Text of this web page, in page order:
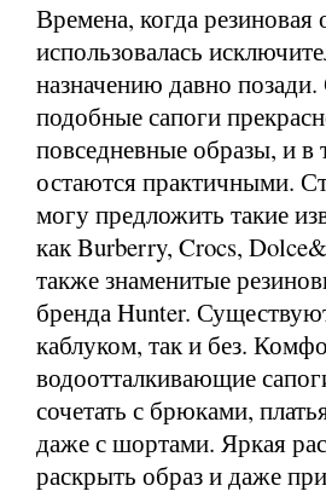
Времена, когда резиновая
использовалась
назначению давно позади.
подобные сапоги
повседневные образы, и в
остаются практичными.
могу предложить такие
как Burberry, Crocs,
также знаменитые
бренда Hunter.
каблуком, так и без.
водоотталкивающие
сочетать с брюками,
даже с шортами. Яркая
раскрыть образ и даже